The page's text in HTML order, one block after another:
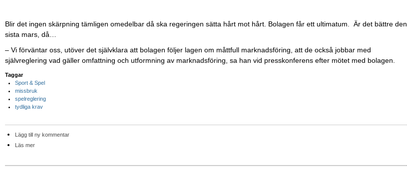
Blir det ingen skärpning tämligen omedelbar då ska regeringen sätta hårt mot hårt. Bolagen får ett ultimatum. Är det bättre den
sista mars, då…
– Vi förväntar oss, utöver det självklara att bolagen följer lagen om måttfull marknadsföring, att de också jobbar med
självreglering vad gäller omfattning och utformning av marknadsföring, sa han vid presskonferens efter mötet med bolagen.
Taggar
Sport & Spel
missbruk
spelreglering
tydliga krav
Lägg till ny kommentar
Läs mer